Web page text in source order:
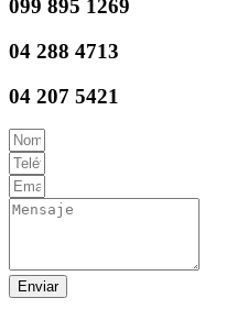
099 895 1269
04 288 4713
04 207 5421
Enviar